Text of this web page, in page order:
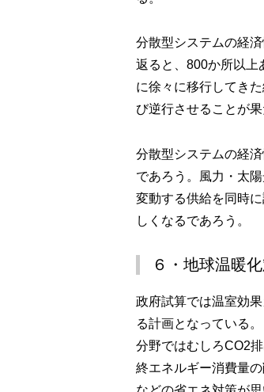
分散型システムの経
返ると、800か所以上
に徐々に移行してき
び逆行させることが
分散型システムの経
であろう。風力・太
変動する供給を同時
しくなるであろう。
６・地球温暖
政府試算では温室効
る計画となっている
分野ではむしろCO2
終エネルギー消費量